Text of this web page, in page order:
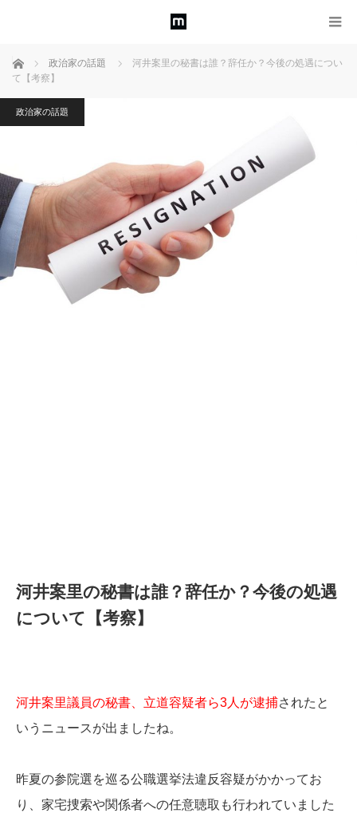
ホーム 政治家の話題
河井案里の秘書は誰？辞任か？今後の処遇につい
て【考察】
政治家の話題
河井案里の秘書は誰？辞任か？今後の処遇
について【考察】
河井案里議員の秘書、立道容疑者ら3人が逮捕されたと
いうニュースが出ましたね。
昨夏の参院選を巡る公職選挙法違反容疑がかかってお
り、家宅捜索や関係者への任意聴取も行われていました